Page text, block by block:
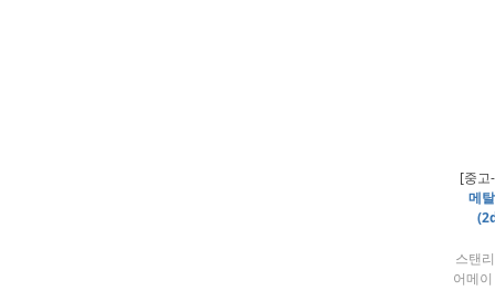
[중고
메
스탠
어메